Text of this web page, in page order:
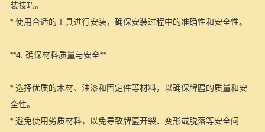
装技巧。
* 使用合适的工具进行安装，确保安装过程中的准确性和安全性。
**4. 确保材料质量与安全**
* 选择优质的木材、油漆和固定件等材料，以确保牌匾的质量和安
全性。
* 避免使用劣质材料，以免导致牌匾开裂、变形或脱落等安全问